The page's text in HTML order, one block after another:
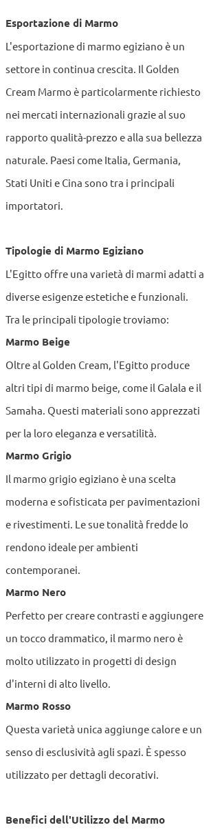
Esportazione di Marmo
L'esportazione di marmo egiziano è un
settore in continua crescita. Il Golden
Cream Marmo è particolarmente richiesto
nei mercati internazionali grazie al suo
rapporto qualità-prezzo e alla sua bellezza
naturale. Paesi come Italia, Germania,
Stati Uniti e Cina sono tra i principali
importatori.
Tipologie di Marmo Egiziano
L'Egitto offre una varietà di marmi adatti a
diverse esigenze estetiche e funzionali.
Tra le principali tipologie troviamo:
Marmo Beige
Oltre al Golden Cream, l'Egitto produce
altri tipi di marmo beige, come il Galala e il
Samaha. Questi materiali sono apprezzati
per la loro eleganza e versatilità.
Marmo Grigio
Il marmo grigio egiziano è una scelta
moderna e sofisticata per pavimentazioni
e rivestimenti. Le sue tonalità fredde lo
rendono ideale per ambienti
contemporanei.
Marmo Nero
Perfetto per creare contrasti e aggiungere
un tocco drammatico, il marmo nero è
molto utilizzato in progetti di design
d'interni di alto livello.
Marmo Rosso
Questa varietà unica aggiunge calore e un
senso di esclusività agli spazi. È spesso
utilizzato per dettagli decorativi.
Benefici dell'Utilizzo del Marmo